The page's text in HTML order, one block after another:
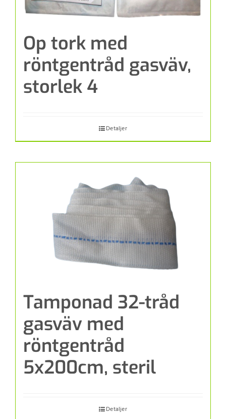
Op tork med
röntgentråd gasväv,
storlek 4
Detaljer
Tamponad 32-tråd
gasväv med
röntgentråd
5x200cm, steril
Detaljer